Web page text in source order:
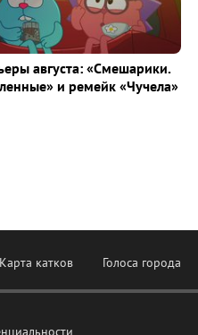
августа: «Смешарики.
и ремейк «Чучела»
Карта катков Голоса города